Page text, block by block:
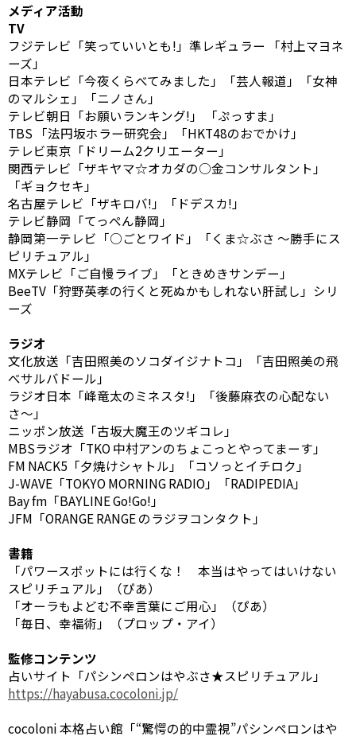
メディア活動
TV
フジテレビ「笑っていいとも!」準レギュラー 「村上マヨネ
ーズ」
日本テレビ「今夜くらべてみました」「芸人報道」「女神
のマルシェ」「ニノさん」
テレビ朝日「お願いランキング!」 「ぷっすま」
TBS 「法円坂ホラー研究会」「HKT48のおでかけ」
テレビ東京「ドリーム2クリエーター」
関西テレビ「ザキヤマ☆オカダの○金コンサルタント」
「ギョクセキ」
名古屋テレビ「ザキロバ!」「ドデスカ!」
テレビ静岡「てっぺん静岡」
静岡第一テレビ「○ごとワイド」「くま☆ぶさ 〜勝手にス
ピリチュアル」
MXテレビ「ご自慢ライブ」「ときめきサンデー」
BeeTV「狩野英孝の行くと死ぬかもしれない肝試し」シリ
ーズ
ラジオ
文化放送「吉田照美のソコダイジナトコ」「吉田照美の飛
べサルバドール」
ラジオ日本「峰竜太のミネスタ!」「後藤麻衣の心配ない
さ〜」
ニッポン放送「古坂大魔王のツギコレ」
MBSラジオ「TKO 中村アンのちょこっとやってまーす」
FM NACK5「夕焼けシャトル」「コソっとイチロク」
J-WAVE「TOKYO MORNING RADIO」「RADIPEDIA」
Bay fm「BAYLINE Go!Go!」
JFM「ORANGE RANGE のラジヲコンタクト」
書籍
「パワースポットには行くな！ 本当はやってはいけない
スピリチュアル」（ぴあ）
「オーラもよどむ不幸言葉にご用心」（ぴあ）
「毎日、幸福術」（プロップ・アイ）
監修コンテンツ
占いサイト「パシンペロンはやぶさ★スピリチュアル」
https://hayabusa.cocoloni.jp/
cocoloni 本格占い館「“驚愕の的中霊視”パシンペロンはや